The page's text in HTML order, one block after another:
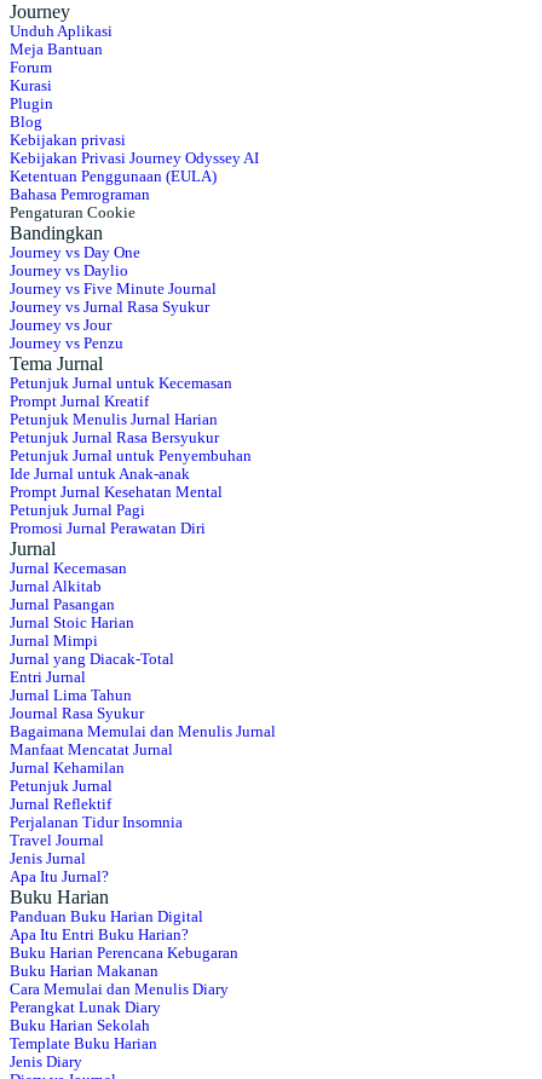
Journey
Unduh Aplikasi
Meja Bantuan
Forum
Kurasi
Plugin
Blog
Kebijakan privasi
Kebijakan Privasi Journey Odyssey AI
Ketentuan Penggunaan (EULA)
Bahasa Pemrograman
Pengaturan Cookie
Bandingkan
Journey vs Day One
Journey vs Daylio
Journey vs Five Minute Journal
Journey vs Jurnal Rasa Syukur
Journey vs Jour
Journey vs Penzu
Tema Jurnal
Petunjuk Jurnal untuk Kecemasan
Prompt Jurnal Kreatif
Petunjuk Menulis Jurnal Harian
Petunjuk Jurnal Rasa Bersyukur
Petunjuk Jurnal untuk Penyembuhan
Ide Jurnal untuk Anak-anak
Prompt Jurnal Kesehatan Mental
Petunjuk Jurnal Pagi
Promosi Jurnal Perawatan Diri
Jurnal
Jurnal Kecemasan
Jurnal Alkitab
Jurnal Pasangan
Jurnal Stoic Harian
Jurnal Mimpi
Jurnal yang Diacak-Total
Entri Jurnal
Jurnal Lima Tahun
Journal Rasa Syukur
Bagaimana Memulai dan Menulis Jurnal
Manfaat Mencatat Jurnal
Jurnal Kehamilan
Petunjuk Jurnal
Jurnal Reflektif
Perjalanan Tidur Insomnia
Travel Journal
Jenis Jurnal
Apa Itu Jurnal?
Buku Harian
Panduan Buku Harian Digital
Apa Itu Entri Buku Harian?
Buku Harian Perencana Kebugaran
Buku Harian Makanan
Cara Memulai dan Menulis Diary
Perangkat Lunak Diary
Buku Harian Sekolah
Template Buku Harian
Jenis Diary